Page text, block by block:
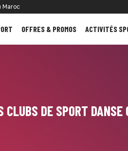
Maroc
OFFRES & PROMOS ACTIVITÉS
CLUBS DE SPORT